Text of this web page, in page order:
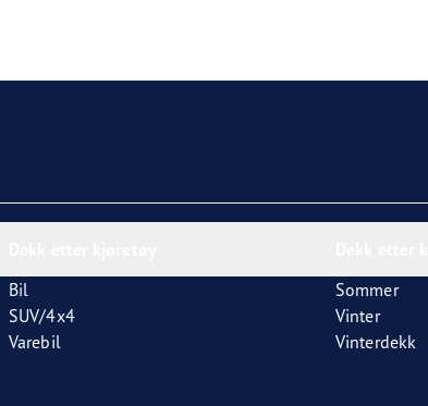
Bil
SUV/4x4
Varebil
Sommer
Vinter
Vinterdekk